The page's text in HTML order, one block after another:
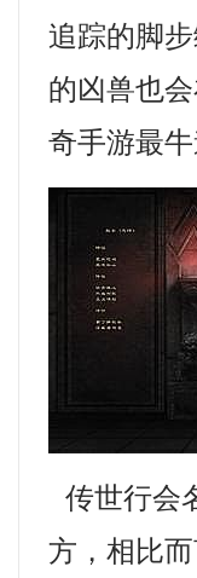
追踪的脚
的凶兽也
奇手游最
传世行会
方，相比